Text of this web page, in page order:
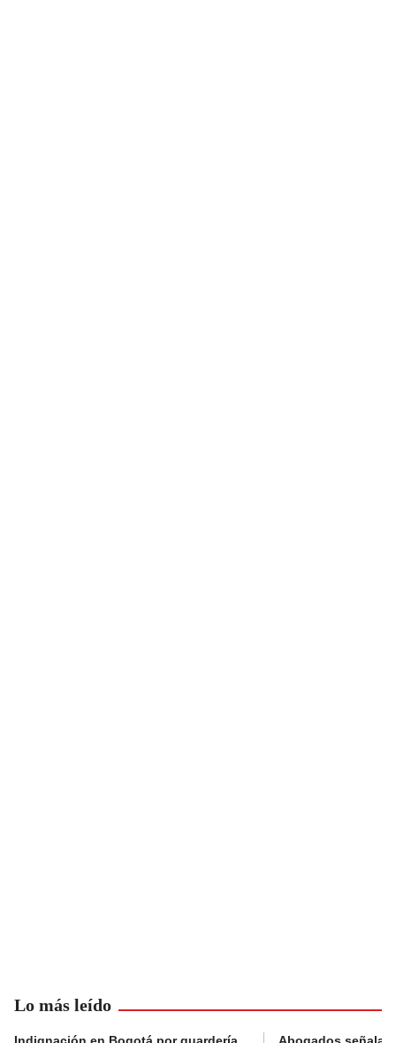
Lo más leído